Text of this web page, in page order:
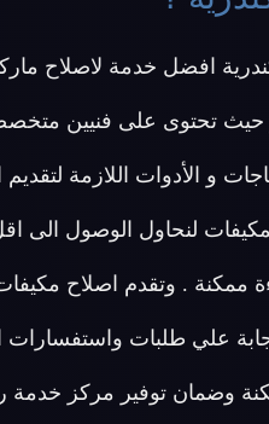
افضل خدمة لاصلاح
حيث تحتوى على فنيين
100% ونوفر جميع الاحتياجات و الأدوات
لنحاول الوصول الى
ممكنة . وتقدم اصلاح
علي طلبات واستفسارات
وضمان توفير مركز خدمة